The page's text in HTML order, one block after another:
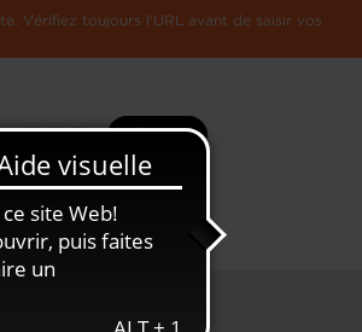
Vérifiez toujours l'URL avant de saisir vos
Plus